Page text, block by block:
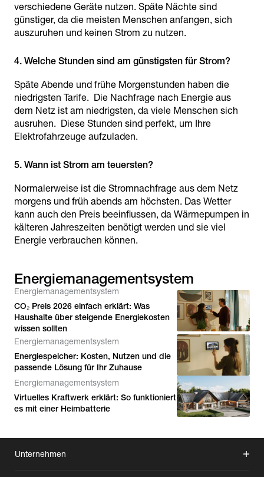
verschiedene Geräte nutzen. Späte Nächte sind
günstiger, da die meisten Menschen anfangen, sich
auszuruhen und keinen Strom zu nutzen.
Späte Abende und frühe Morgenstunden haben die
niedrigsten Tarife. Die Nachfrage nach Energie aus
dem Netz ist am niedrigsten, da viele Menschen sich
ausruhen. Diese Stunden sind perfekt, um Ihre
Elektrofahrzeuge aufzuladen.
Normalerweise ist die Stromnachfrage aus dem Netz
morgens und früh abends am höchsten. Das Wetter
kann auch den Preis beeinflussen, da Wärmepumpen in
kälteren Jahreszeiten benötigt werden und sie viel
Energie verbrauchen können.
Energiemanagementsystem
Energiemanagementsystem
CO₂ Preis 2026 einfach erklärt: Was
Haushalte über steigende Energiekosten
wissen sollten
Energiemanagementsystem
Energiespeicher: Kosten, Nutzen und die
passende Lösung für Ihr Zuhause
Energiemanagementsystem
Virtuelles Kraftwerk erklärt: So funktioniert
es mit einer Heimbatterie
Unternehmen